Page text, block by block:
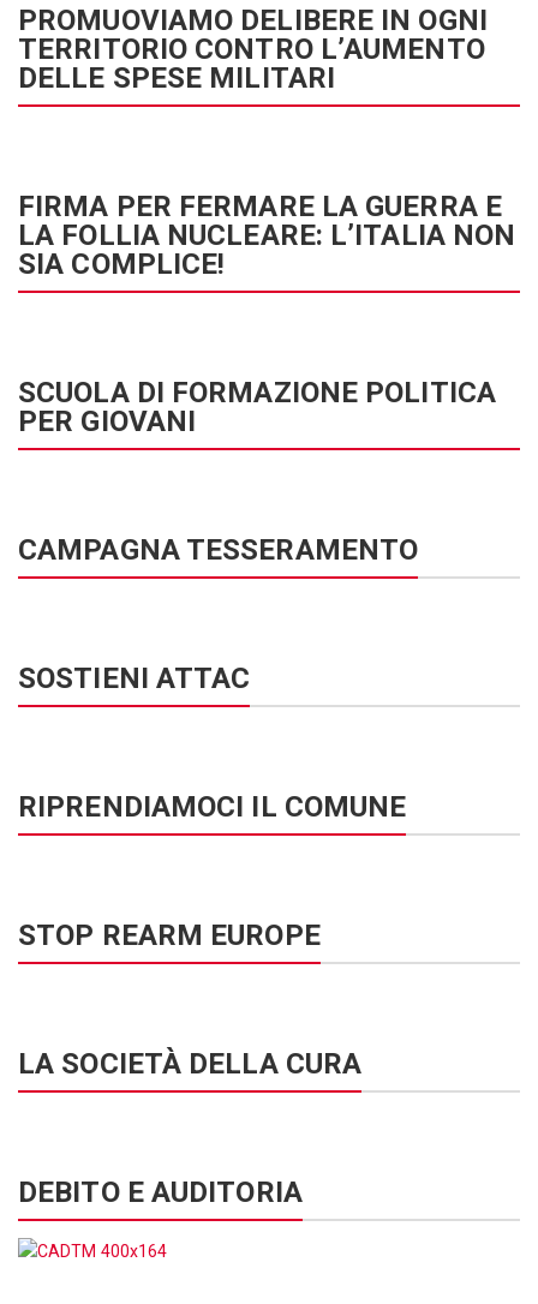
PROMUOVIAMO DELIBERE IN OGNI
TERRITORIO CONTRO L’AUMENTO
DELLE SPESE MILITARI
FIRMA PER FERMARE LA GUERRA E
LA FOLLIA NUCLEARE: L’ITALIA NON
SIA COMPLICE!
SCUOLA DI FORMAZIONE POLITICA
PER GIOVANI
CAMPAGNA TESSERAMENTO
SOSTIENI ATTAC
RIPRENDIAMOCI IL COMUNE
STOP REARM EUROPE
LA SOCIETÀ DELLA CURA
DEBITO E AUDITORIA